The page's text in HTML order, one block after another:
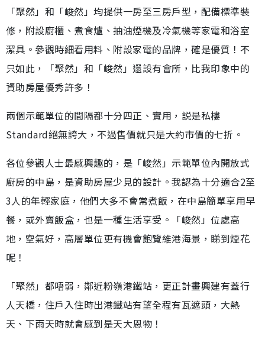
「聚然」和「峻然」均提供一房至三房戶型，配備標準裝
修，附設廚櫃、煮食爐、抽油煙機及冷氣機等家電和浴室
潔具。參觀時細看用料、附設家電的品牌，確是優質！不
只如此，「聚然」和「峻然」還設有會所，比我印象中的
資助房屋優秀許多！
兩個示範單位的間隔都十分四正、實用，説是私樓
Standard絕無誇大，不過售價就只是大約市價的七折。
各位參觀人士最感興趣的，是「峻然」示範單位內開放式
廚房的中島，是資助房屋少見的設計。我認為十分適合2至
3人的年輕家庭，他們大多不會常煮飯，在中島簡單享用早
餐，或外賣飯盒，也是一種生活享受。「峻然」位處高
地，空氣好，高層單位更有機會飽覽維港海景，睇到煙花
呢！
「聚然」都唔弱，鄰近粉嶺港鐵站，更正計畫興建有蓋行
人天橋，住戶入住時出港鐵站有望全程有瓦遮頭，大熱
天、下雨天時就會感到是天大恩物！